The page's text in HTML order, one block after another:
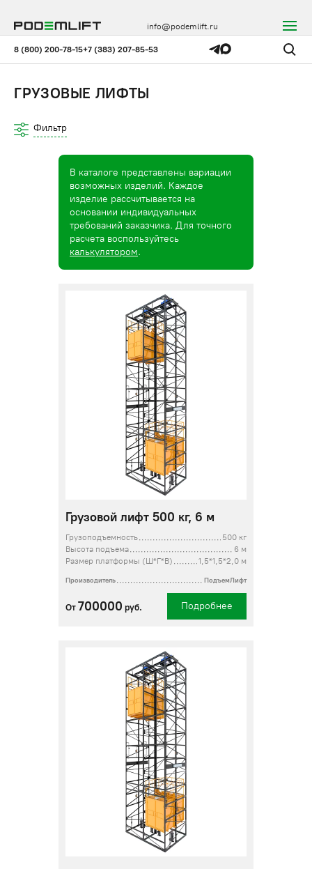
8 (800) 200-78-15+7 (383) 207-85-53
info@podemlift.ru
ГРУЗОВЫЕ ЛИФТЫ
Фильтр
В каталоге представлены вариации
возможных изделий. Каждое
изделие рассчитывается на
основании индивидуальных
требований заказчика. Для точного
расчета воспользуйтесь
калькулятором.
Грузовой лифт 500 кг, 6 м
Грузоподъемность
500 кг
Высота подъема
6 м
Размер платформы (Ш*Г*В)
1,5*1,5*2,0 м
Производитель ПодъемЛифт
От 700000 руб. Подробнее